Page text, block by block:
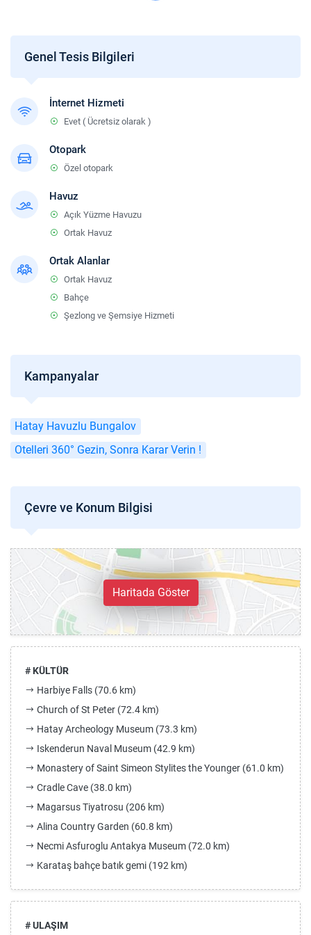
Çocuklar
2 yaşına kadar olan bebekler ücretsizdir.
Genel Tesis Bilgileri
İnternet Hizmeti
Evet ( Ücretsiz olarak )
Otopark
Özel otopark
Havuz
Açık Yüzme Havuzu
Ortak Havuz
Ortak Alanlar
Ortak Havuz
Bahçe
Şezlong ve Şemsiye Hizmeti
Kampanyalar
Hatay Havuzlu Bungalov
Otelleri 360° Gezin, Sonra Karar Verin !
Çevre ve Konum Bilgisi
Haritada Göster
# KÜLTÜR
Harbiye Falls (70.6 km)
Church of St Peter (72.4 km)
Hatay Archeology Museum (73.3 km)
Iskenderun Naval Museum (42.9 km)
Monastery of Saint Simeon Stylites the Younger (61.0 km)
Cradle Cave (38.0 km)
Magarsus Tiyatrosu (206 km)
Alina Country Garden (60.8 km)
Necmi Asfuroglu Antakya Museum (72.0 km)
Karataş bahçe batık gemi (192 km)
# ULAŞIM